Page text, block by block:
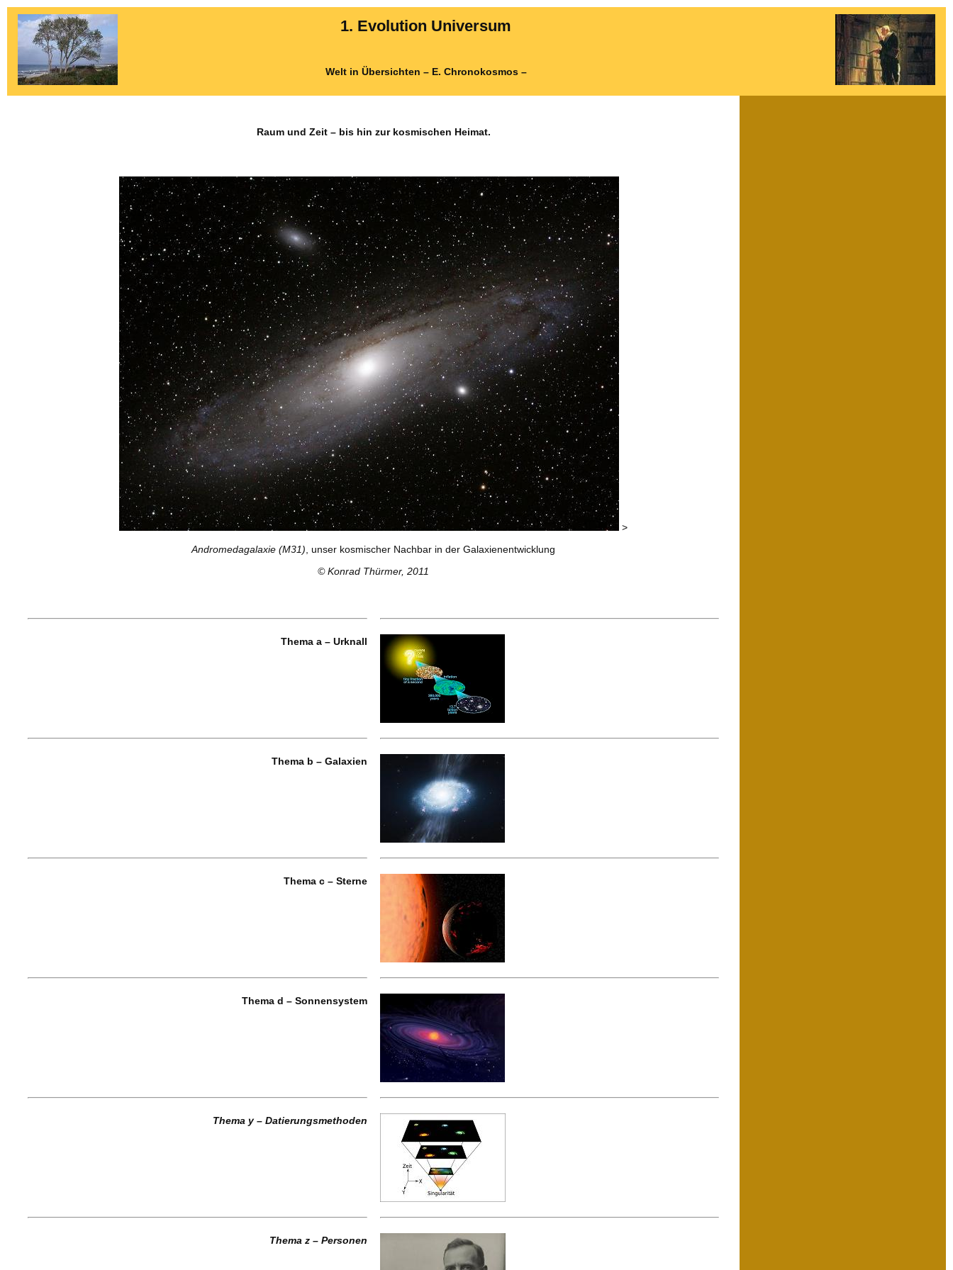
1. Evolution Universum
Welt in Übersichten – E. Chronokosmos –
Raum und Zeit – bis hin zur kosmischen Heimat.
>
Andromedagalaxie (M31) , unser kosmischer Nachbar in der Galaxienentwicklung
© Konrad Thürmer, 2011
Thema a – Urknall
Thema b – Galaxien
Thema c – Sterne
Thema d – Sonnensystem
Thema y – Datierungsmethoden
Thema z – Personen